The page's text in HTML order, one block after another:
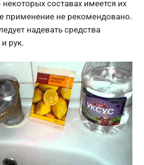
составах имеется их
применение не рекомендовано.
надевать средства
рук.